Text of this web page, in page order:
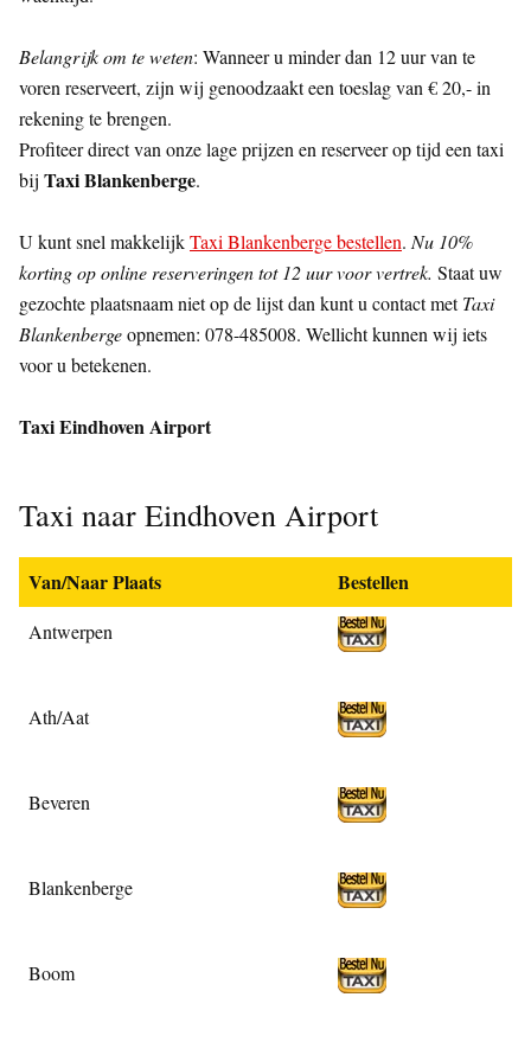
Belangrijk om te weten: Wanneer u minder dan 12 uur van te
voren reserveert, zijn wij genoodzaakt een toeslag van € 20,- in
rekening te brengen.
Profiteer direct van onze lage prijzen en reserveer op tijd een taxi
bij Taxi Blankenberge.
U kunt snel makkelijkTaxi Blankenberge bestellen. Nu 10%
korting op online reserveringen tot 12 uur voor vertrek. Staat uw
gezochte plaatsnaam niet op de lijst dan kunt u contact metTaxi
Blankenbergeopnemen: 078-485008. Wellicht kunnen wij iets
voor u betekenen.
Taxi Eindhoven Airport
Taxi naar Eindhoven Airport
Van/Naar Plaats Bestellen
Antwerpen
Ath/Aat
Beveren
Blankenberge
Boom